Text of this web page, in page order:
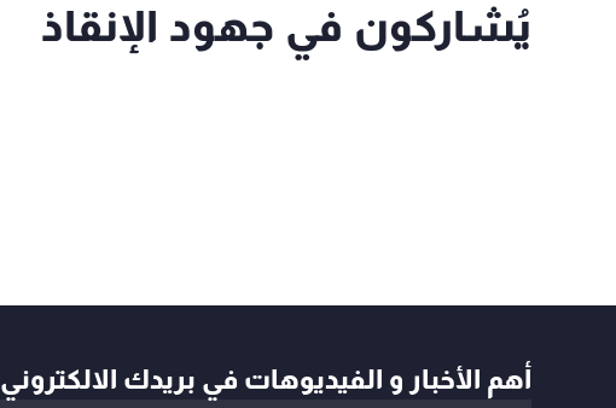
يُشاركون في جهود الإنقاذ
أهم الأخبار و الفيديوهات في بريدك الالكتروني